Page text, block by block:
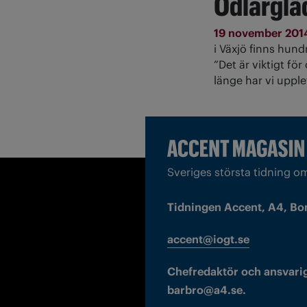
19 november
i Växjö finns
”Det är viktigt för
länge har vi
Sveriges största tidning
Tidningen Accent, A4,
accent@iogt.se
Chefredaktör och
barbro@a4.se.